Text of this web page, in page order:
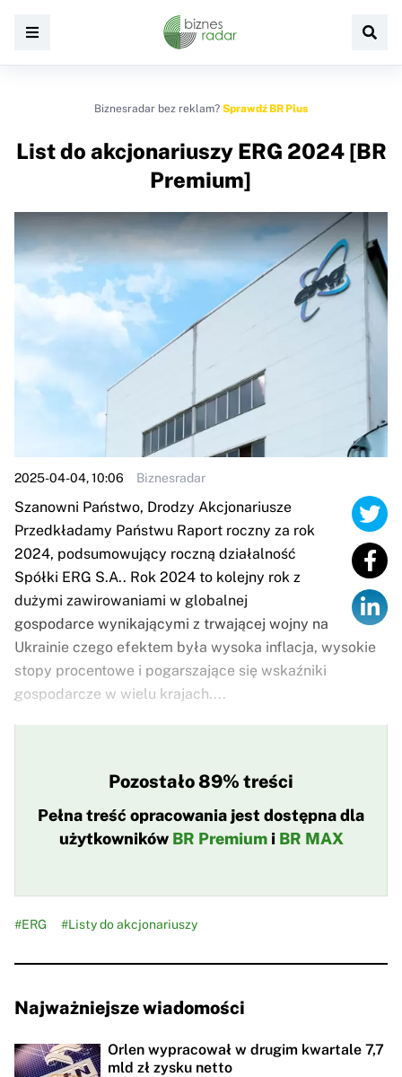
Biznesradar bez reklam? Sprawdź BR Plus
List do akcjonariuszy ERG 2024 [BR
Premium]
2025-04-04, 10:06 Biznesradar
Szanowni Państwo, Drodzy Akcjonariusze
Przedkładamy Państwu Raport roczny za rok
2024, podsumowujący roczną działalność
Spółki ERG S.A.. Rok 2024 to kolejny rok z
dużymi zawirowaniami w globalnej
gospodarce wynikającymi z trwającej wojny na
Ukrainie czego efektem była wysoka inflacja, wysokie
stopy procentowe i pogarszające się wskaźniki
gospodarcze w wielu krajach....
Pozostało 89% treści
Pełna treść opracowania jest dostępna dla
użytkowników BR Premiumi BR MAX
#ERG #Listy do akcjonariuszy
Najważniejsze wiadomości
Orlen wypracował w drugim kwartale 7,7
mld zł zysku netto